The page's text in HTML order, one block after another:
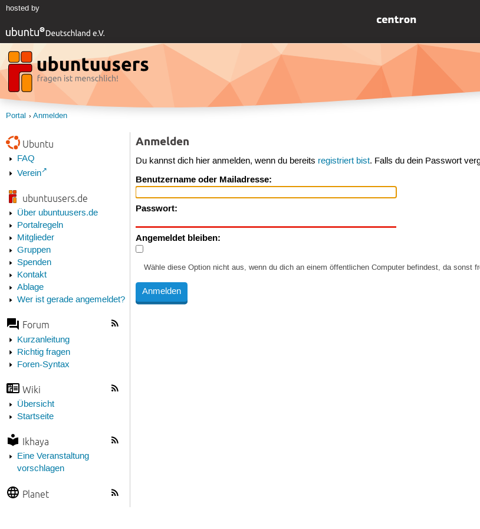
hosted by
Portal Anmelden
Ubuntu
FAQ
Verein
ubuntuusers.de
Über ubuntuusers.de
Portalregeln
Mitglieder
Gruppen
Spenden
Kontakt
Ablage
Wer ist gerade angemeldet?
Forum
Kurzanleitung
Richtig fragen
Foren-Syntax
Wiki
Übersicht
Startseite
Ikhaya
Eine Veranstaltung
vorschlagen
Planet
Anmelden
Du kannst dich hier anmelden, wenn du bereits registriert bist. Falls du dein Passwort
Benutzername oder Mailadresse:
Passwort:
Angemeldet bleiben:
Wähle diese Option nicht aus, wenn du dich an einem öffentlichen Computer befindest, da sonst